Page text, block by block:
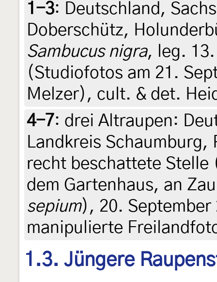
1-3: Deutschland,
Doberschütz,
Sambucus nigra, leg.
(Studiofotos am 21.
Melzer), cult. & det.
4-7: drei Altraupen:
Landkreis
recht beschattete
dem Gartenhaus, an
sepium), 20. September
manipulierte
1.3. Jüngere